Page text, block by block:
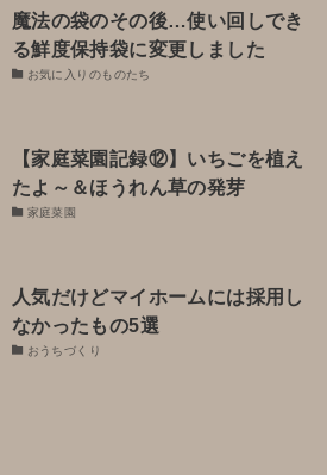
魔法の袋のその後…使い回しでき
る鮮度保持袋に変更しました
お気に入りのものたち
【家庭菜園記録⑫】いちごを植え
たよ～＆ほうれん草の発芽
家庭菜園
人気だけどマイホームには採用し
なかったもの5選
おうちづくり